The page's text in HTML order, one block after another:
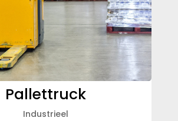
Pallettruck
Industrieel